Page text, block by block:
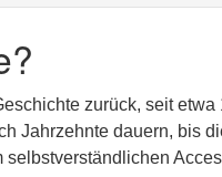
zurück, seit
Jahrzehnte dauern, bis